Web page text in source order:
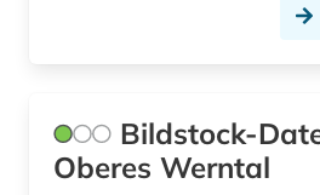
mongolisch (1)
Bildstock-
Oberes Werntal